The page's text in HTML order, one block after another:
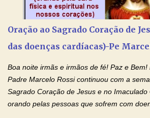
prejudicando a nossa família. Peço também
(apresente aqui o seu pedido...) Eu, desde
coração, confiante que o Senhor me
agradeço de coração ao Espíri...
Oração ao Sagrado Coração de
das doenças cardíacas)-Pe
Boa noite irmãs e irmãos de fé! Paz e
Padre Marcelo Rossi continuou com a
Sagrado Coração de Jesus e no Imaculado
orando pelas pessoas que sofrem com